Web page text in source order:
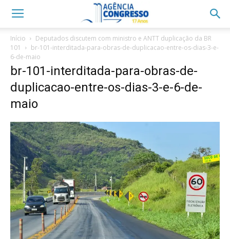
Início
Deputados discutem com ministro e ANTT duplicação da BR
101
br-101-interditada-para-obras-de-duplicacao-entre-os-dias-3-e-
6-de-maio
br-101-interditada-para-obras-de-
duplicacao-entre-os-dias-3-e-6-de-
maio